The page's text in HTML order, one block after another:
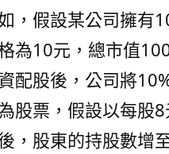
，假設某公司擁有
為10元，總市值
配股後，公司將
股票，假設以每股
，股東的持股數增